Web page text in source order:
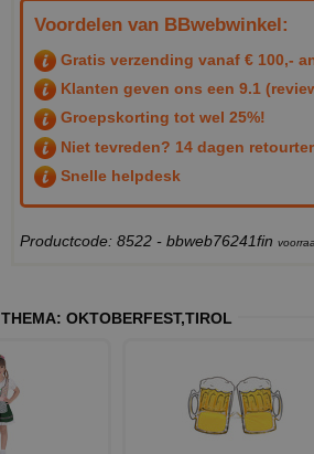
Voordelen van BBwebwinkel:
Gratis verzending vanaf € 100,-
Klanten geven ons een 9.1
Groepskorting tot wel 25%!
Niet tevreden? 14 dagen
Snelle helpdesk
Productcode: 8522 - bbweb76241fin
THEMA: OKTOBERFEST,TIROL